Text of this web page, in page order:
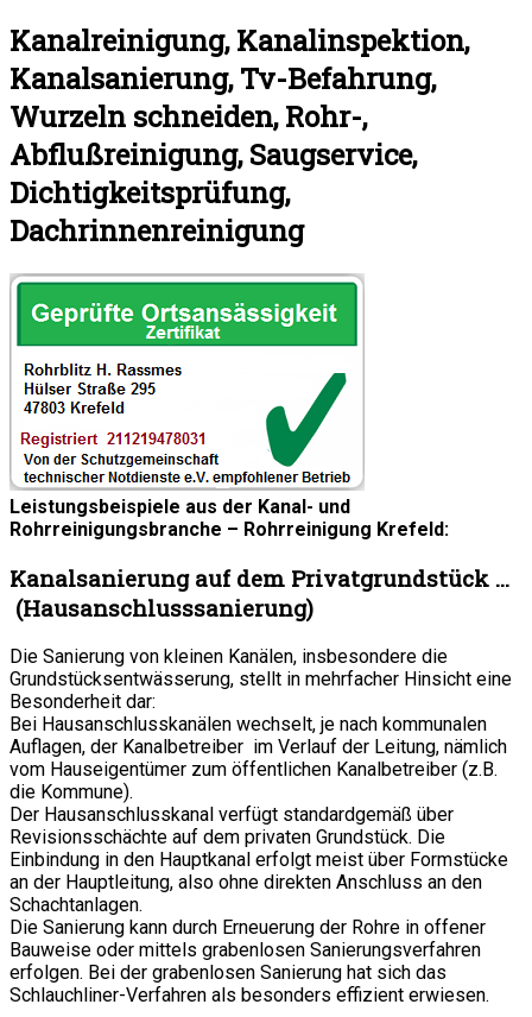
Kanalreinigung, Kanalinspektion,
Kanalsanierung, Tv-Befahrung,
Wurzeln schneiden, Rohr-,
Abflußreinigung, Saugservice,
Dichtigkeitsprüfung,
Dachrinnenreinigung
Leistungsbeispiele aus der Kanal- und
Rohrreinigungsbranche – Rohrreinigung Krefeld:
Kanalsanierung auf dem Privatgrundstück …
(Hausanschlusssanierung)
Die Sanierung von kleinen Kanälen, insbesondere die
Grundstücksentwässerung, stellt in mehrfacher Hinsicht eine
Besonderheit dar:
Bei Hausanschlusskanälen wechselt, je nach kommunalen
Auflagen, der Kanalbetreiber im Verlauf der Leitung, nämlich
vom Hauseigentümer zum öffentlichen Kanalbetreiber (z.B.
die Kommune).
Der Hausanschlusskanal verfügt standardgemäß über
Revisionsschächte auf dem privaten Grundstück. Die
Einbindung in den Hauptkanal erfolgt meist über Formstücke
an der Hauptleitung, also ohne direkten Anschluss an den
Schachtanlagen.
Die Sanierung kann durch Erneuerung der Rohre in offener
Bauweise oder mittels grabenlosen Sanierungsverfahren
erfolgen. Bei der grabenlosen Sanierung hat sich das
Schlauchliner-Verfahren als besonders effizient erwiesen.